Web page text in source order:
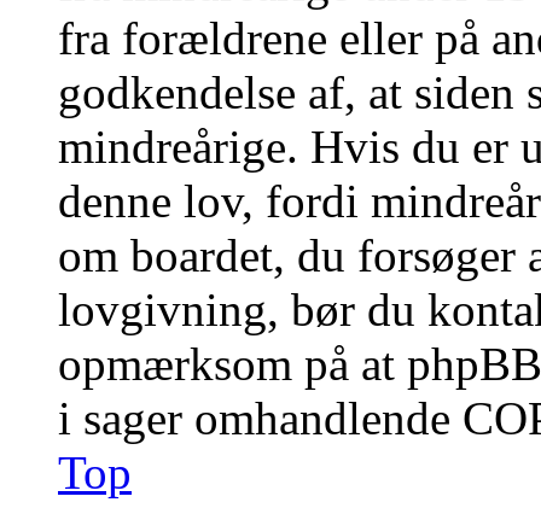
fra forældrene eller på
godkendelse af, at
mindreårige. Hvis du er
denne lov, fordi
om boardet, du forsøger
lovgivning, bør du
opmærksom på at
i sager omhandlende
Top